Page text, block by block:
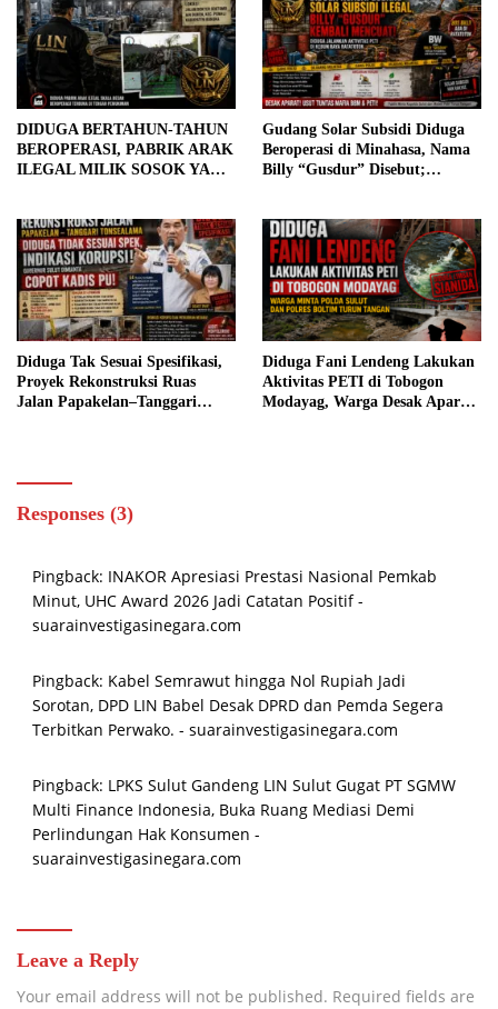
DIDUGA BERTAHUN-TAHUN
BEROPERASI, PABRIK ARAK
ILEGAL MILIK SOSOK YANG
PENEGAKAN HUKUM, ADA
APA?
Gudang Solar Subsidi Diduga
Beroperasi di Minahasa, Nama
Billy “Gusdur” Disebut;
Diduga Tak Sesuai Spesifikasi,
Proyek Rekonstruksi Ruas
Jalan Papakelan–Tanggari
Diduga Fani Lendeng Lakukan
Aktivitas PETI di Tobogon
Modayag, Warga Desak Aparat
Responses (3)
Pingback: INAKOR Apresiasi Prestasi Nasional Pemkab
Minut, UHC Award 2026 Jadi Catatan Positif -
suarainvestigasinegara.com
Pingback: Kabel Semrawut hingga Nol Rupiah Jadi
Sorotan, DPD LIN Babel Desak DPRD dan Pemda Segera
Terbitkan Perwako. - suarainvestigasinegara.com
Pingback: LPKS Sulut Gandeng LIN Sulut Gugat PT SGMW
Multi Finance Indonesia, Buka Ruang Mediasi Demi
Perlindungan Hak Konsumen -
suarainvestigasinegara.com
Leave a Reply
Your email address will not be published. Required fields are